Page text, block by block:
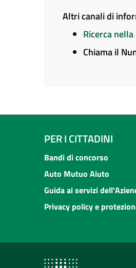
Altri canali di
Ricerca
Chiama il
PER I CITTADINI
Bandi di concorso
Auto Mutuo Aiuto
Guida ai servizi
Privacy policy e